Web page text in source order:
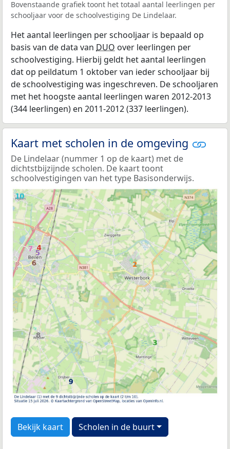
Bovenstaande grafiek toont het totaal aantal leerlingen per
schooljaar voor de schoolvestiging De Lindelaar.
Het aantal leerlingen per schooljaar is bepaald op
basis van de data van DUO over leerlingen per
schoolvestiging. Hierbij geldt het aantal leerlingen
dat op peildatum 1 oktober van ieder schooljaar bij
de schoolvestiging was ingeschreven. De schooljaren
met het hoogste aantal leerlingen waren 2012-2013
(344 leerlingen) en 2011-2012 (337 leerlingen).
Kaart met scholen in de omgeving
De Lindelaar (nummer 1 op de kaart) met de
dichtstbijzijnde scholen. De kaart toont
schoolvestigingen van het type Basisonderwijs.
Bekijk kaart Scholen in de buurt